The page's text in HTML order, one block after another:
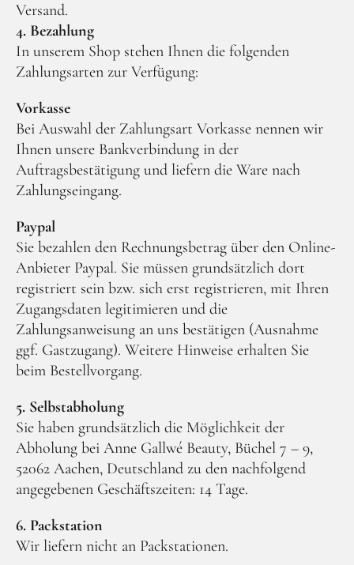
Versand.
4. Bezahlung
In unserem Shop stehen Ihnen die folgenden
Zahlungsarten zur Verfügung:
Vorkasse
Bei Auswahl der Zahlungsart Vorkasse nennen wir
Ihnen unsere Bankverbindung in der
Auftragsbestätigung und liefern die Ware nach
Zahlungseingang.
Paypal
Sie bezahlen den Rechnungsbetrag über den Online-
Anbieter Paypal. Sie müssen grundsätzlich dort
registriert sein bzw. sich erst registrieren, mit Ihren
Zugangsdaten legitimieren und die
Zahlungsanweisung an uns bestätigen (Ausnahme
ggf. Gastzugang). Weitere Hinweise erhalten Sie
beim Bestellvorgang.
5. Selbstabholung
Sie haben grundsätzlich die Möglichkeit der
Abholung bei Anne Gallwé Beauty, Büchel 7 – 9,
52062 Aachen, Deutschland zu den nachfolgend
angegebenen Geschäftszeiten: 14 Tage.
6. Packstation
Wir liefern nicht an Packstationen.